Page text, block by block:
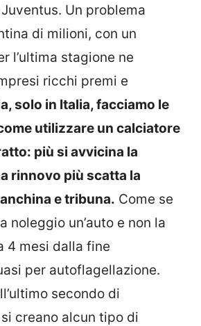
Un problema
di milioni, con un
l’ultima stagione ne
ricchi premi e
solo in Italia, facciamo le
utilizzare un calciatore
più si avvicina la
rinnovo più scatta la
e tribuna. Come se
noleggio un’auto e non la
4 mesi dalla fine
per autoflagellazione.
secondo di
si creano alcun tipo di